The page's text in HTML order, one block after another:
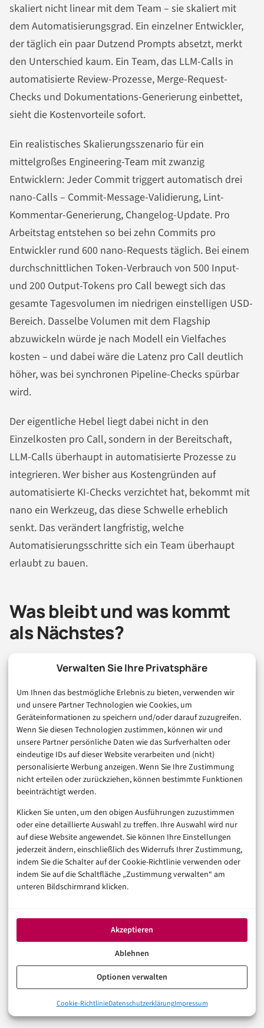
Verwalten Sie Ihre Privatsphäre
Um Ihnen das bestmögliche Erlebnis zu bieten, verwenden wir
und unsere Partner Technologien wie Cookies, um
Geräteinformationen zu speichern und/oder darauf zuzugreifen.
Wenn Sie diesen Technologien zustimmen, können wir und
unsere Partner persönliche Daten wie das Surfverhalten oder
eindeutige IDs auf dieser Website verarbeiten und (nicht)
personalisierte Werbung anzeigen. Wenn Sie Ihre Zustimmung
nicht erteilen oder zurückziehen, können bestimmte Funktionen
beeinträchtigt werden.
Klicken Sie unten, um den obigen Ausführungen zuzustimmen
oder eine detaillierte Auswahl zu treffen. Ihre Auswahl wird nur
auf diese Website angewendet. Sie können Ihre Einstellungen
jederzeit ändern, einschließlich des Widerrufs Ihrer Zustimmung,
indem Sie die Schalter auf der Cookie-Richtlinie verwenden oder
indem Sie auf die Schaltfläche „Zustimmung verwalten“ am
unteren Bildschirmrand klicken.
Akzeptieren
Ablehnen
Optionen verwalten
Cookie-RichtlinieDatenschutzerklärungImpressum
skaliert nicht linear mit dem Team – sie skaliert mit
dem Automatisierungsgrad. Ein einzelner Entwickler,
der täglich ein paar Dutzend Prompts absetzt, merkt
den Unterschied kaum. Ein Team, das LLM-Calls in
automatisierte Review-Prozesse, Merge-Request-
Checks und Dokumentations-Generierung einbettet,
sieht die Kostenvorteile sofort.
Ein realistisches Skalierungsszenario für ein
mittelgroßes Engineering-Team mit zwanzig
Entwicklern: Jeder Commit triggert automatisch drei
nano-Calls – Commit-Message-Validierung, Lint-
Kommentar-Generierung, Changelog-Update. Pro
Arbeitstag entstehen so bei zehn Commits pro
Entwickler rund 600 nano-Requests täglich. Bei einem
durchschnittlichen Token-Verbrauch von 500 Input-
und 200 Output-Tokens pro Call bewegt sich das
gesamte Tagesvolumen im niedrigen einstelligen USD-
Bereich. Dasselbe Volumen mit dem Flagship
abzuwickeln würde je nach Modell ein Vielfaches
kosten – und dabei wäre die Latenz pro Call deutlich
höher, was bei synchronen Pipeline-Checks spürbar
wird.
Der eigentliche Hebel liegt dabei nicht in den
Einzelkosten pro Call, sondern in der Bereitschaft,
LLM-Calls überhaupt in automatisierte Prozesse zu
integrieren. Wer bisher aus Kostengründen auf
automatisierte KI-Checks verzichtet hat, bekommt mit
nano ein Werkzeug, das diese Schwelle erheblich
senkt. Das verändert langfristig, welche
Automatisierungsschritte sich ein Team überhaupt
erlaubt zu bauen.
Was bleibt und was kommt
als Nächstes?
GPT-5.4 mini und nano sind keine vorübergehenden
Discount-Modelle. Sie markieren einen Architektur-
Wandel: weg von „ein Modell für alle Fälle“, hin zu
spezialisierten Bausteinen, die je nach Task-Profil
kombiniert werden. Für Coding-Workflows bedeutet
das konkret: mehr Kontrolle über Kosten und Latenz,
wenn man bereit ist, die Orchestrierung zu investieren.
Für das Self-Hosting-Szenario bleibt die Lücke
bestehen. Wer wirklich unabhängig von Cloud-
Infrastruktur sein will, wird weiter auf Open-Weight-
Modelle angewiesen sein – und die Performance-Lücke
zu GPT-5.4 nano ist auf SWE-Bench-Niveau nicht trivial
nicht, ob mini und nano self-hostbar werden, sondern:
Wann werden Open-Weight-Modelle so gut, dass eine
Hybrid-Architektur aus lokalem Nano-Ersatz und
Cloud-Mini wirtschaftlich attraktiver ist als der reine
Cloud-Stack?
Haben Sie in Ihrem Team schon Erfahrungen mit Multi-
Was sind GPT-5.4 mini und nano eigentlich?